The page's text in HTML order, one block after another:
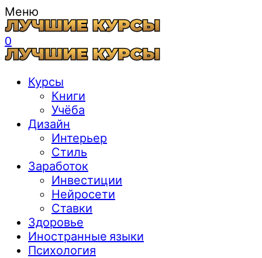
Меню
0
Курсы
Книги
Учёба
Дизайн
Интерьер
Стиль
Заработок
Инвестиции
Нейросети
Ставки
Здоровье
Иностранные языки
Психология